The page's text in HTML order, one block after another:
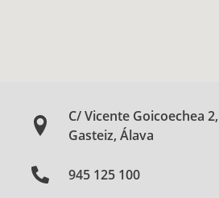
C/ Vicente Goicoechea
Gasteiz, Álava
945 125 100